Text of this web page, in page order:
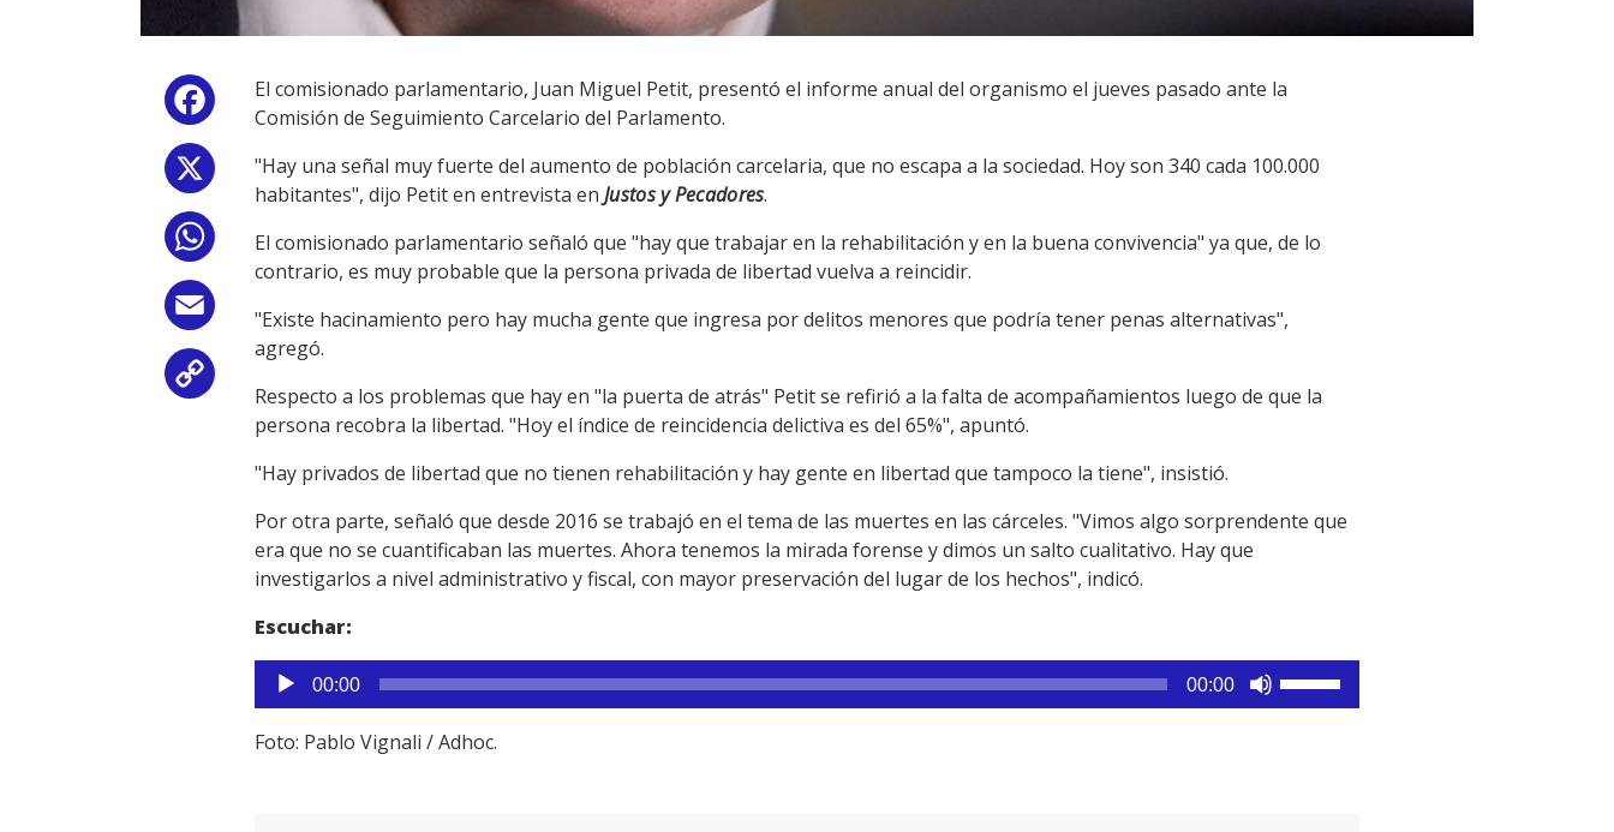
Facebook
WhatsApp
Email
Link
El comisionado parlamentario, Juan Miguel Petit, presentó el informe anual del organismo el jueves pasado ante la
Comisión de Seguimiento Carcelario del Parlamento.
"Hay una señal muy fuerte del aumento de población carcelaria, que no escapa a la sociedad. Hoy son 340 cada 100.000
habitantes", dijo Petit en entrevista en Justos y Pecadores.
El comisionado parlamentario señaló que "hay que trabajar en la rehabilitación y en la buena convivencia" ya que, de lo
contrario, es muy probable que la persona privada de libertad vuelva a reincidir.
"Existe hacinamiento pero hay mucha gente que ingresa por delitos menores que podría tener penas alternativas",
agregó.
Respecto a los problemas que hay en "la puerta de atrás" Petit se refirió a la falta de acompañamientos luego de que la
persona recobra la libertad. "Hoy el índice de reincidencia delictiva es del 65%", apuntó.
"Hay privados de libertad que no tienen rehabilitación y hay gente en libertad que tampoco la tiene", insistió.
Por otra parte, señaló que desde 2016 se trabajó en el tema de las muertes en las cárceles. "Vimos algo sorprendente que
era que no se cuantificaban las muertes. Ahora tenemos la mirada forense y dimos un salto cualitativo. Hay que
investigarlos a nivel administrativo y fiscal, con mayor preservación del lugar de los hechos", indicó.
Escuchar:
Reproductor
de
audio
00:00 00:00
Foto: Pablo Vignali / Adhoc.